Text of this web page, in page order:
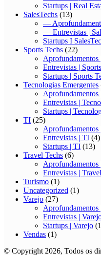
Startups | Real
SalesTechs (13)
—
— Entrevistas |
Startups I
Sports Techs (22)
Aprofundamentos
Entrevistas |
Startups | Sports
Tecnologias Emergentes
Aprofundamentos
Entrevistas |
Startups |
TI (25)
Aprofundamentos
Entrevistas | TI (4)
Startups | TI (13)
Travel Techs (6)
Aprofundamentos
Entrevistas |
Turismo (1)
Uncategorized (1)
Varejo (27)
Aprofundamentos
Entrevistas |
Startups | Varejo
Vendas (1)
© Copyright 2026, Todos os